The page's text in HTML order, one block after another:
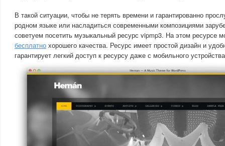
В такой ситуации, чтобы не терять времени и гарантированно
родном языке или насладиться современными композициями
советуем посетить музыкальный ресурс vipmp3. На этом ресурсе
бесплатно хорошего качества. Ресурс имеет простой дизайн и
гарантирует легкий доступ к ресурсу даже с мобильного